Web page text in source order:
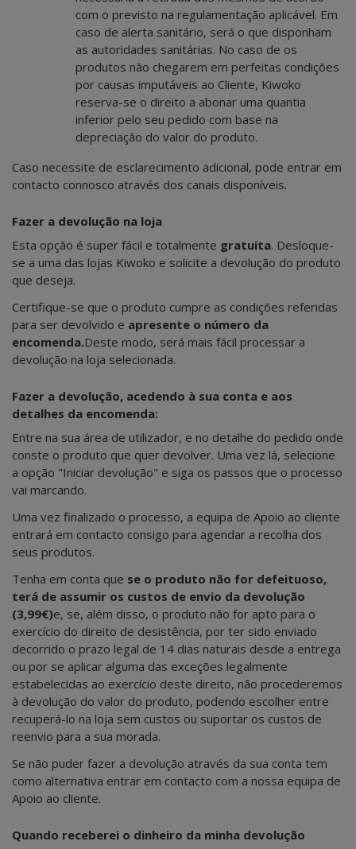
com o previsto na regulamentação aplicável. Em
caso de alerta sanitário, será o que disponham
as autoridades sanitárias. No caso de os
produtos não chegarem em perfeitas condições
por causas imputáveis ao Cliente, Kiwoko
reserva-se o direito a abonar uma quantia
inferior pelo seu pedido com base na
depreciação do valor do produto.
Caso necessite de esclarecimento adicional, pode entrar em
contacto connosco através dos canais disponíveis.
Fazer a devolução na loja
Esta opção é super fácil e totalmente gratuita. Desloque-
se a uma das lojas Kiwoko e solicite a devolução do produto
que deseja.
Certifique-se que o produto cumpre as condições referidas
para ser devolvido e apresente o número da
encomenda.Deste modo, será mais fácil processar a
devolução na loja selecionada.
Fazer a devolução, acedendo à sua conta e aos
detalhes da encomenda:
Entre na sua área de utilizador, e no detalhe do pedido onde
conste o produto que quer devolver. Uma vez lá, selecione
a opção "Iniciar devolução" e siga os passos que o processo
vai marcando.
Uma vez finalizado o processo, a equipa de Apoio ao cliente
entrará em contacto consigo para agendar a recolha dos
seus produtos.
Tenha em conta que se o produto não for defeituoso,
terá de assumir os custos de envio da devolução
(3,99€)e, se, além disso, o produto não for apto para o
exercício do direito de desistência, por ter sido enviado
decorrido o prazo legal de 14 dias naturais desde a entrega
ou por se aplicar alguma das exceções legalmente
estabelecidas ao exercício deste direito, não procederemos
à devolução do valor do produto, podendo escolher entre
recuperá-lo na loja sem custos ou suportar os custos de
reenvio para a sua morada.
Se não puder fazer a devolução através da sua conta tem
como alternativa entrar em contacto com a nossa equipa de
Apoio ao cliente.
Quando receberei o dinheiro da minha devolução